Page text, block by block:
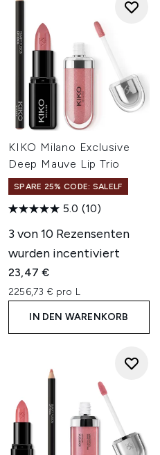
KIKO Milano Exclusive
Deep Mauve Lip Trio
SPARE 25% CODE: SALELF
5.0 (10)
3 von 10 Rezensenten
wurden incentiviert
23,47 €
2256,73 € pro L
IN DEN WARENKORB